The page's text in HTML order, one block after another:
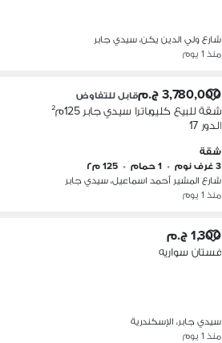
شارع ولي الدين يكن، سيدي جابر
منذ 1 يوم
3,780,000 ج.م قابل للتفاوض
شقة للبيع كليوباترا سيدي جابر 125م²
الدور 17
شقة
3 غرف نوم
• 1 حمام • 125 م٢
شارع المشير أحمد اسماعيل، سيدي جابر
منذ 1 يوم
1,300 ج.م
فستان سواريه
سيدي جابر، الإسكندرية
منذ 1 يوم